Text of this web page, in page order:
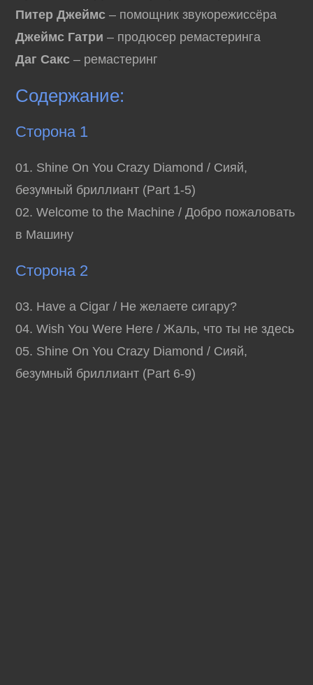
Питер Джеймс – помощник звукорежиссёра
Джеймс Гатри – продюсер ремастеринга
Даг Сакс – ремастеринг
Содержание:
Сторона 1
01. Shine On You Crazy Diamond / Сияй,
безумный бриллиант (Part 1-5)
02. Welcome to the Machine / Добро пожаловать
в Машину
Сторона 2
03. Have a Cigar / Не желаете сигару?
04. Wish You Were Here / Жаль, что ты не здесь
05. Shine On You Crazy Diamond / Сияй,
безумный бриллиант (Part 6-9)